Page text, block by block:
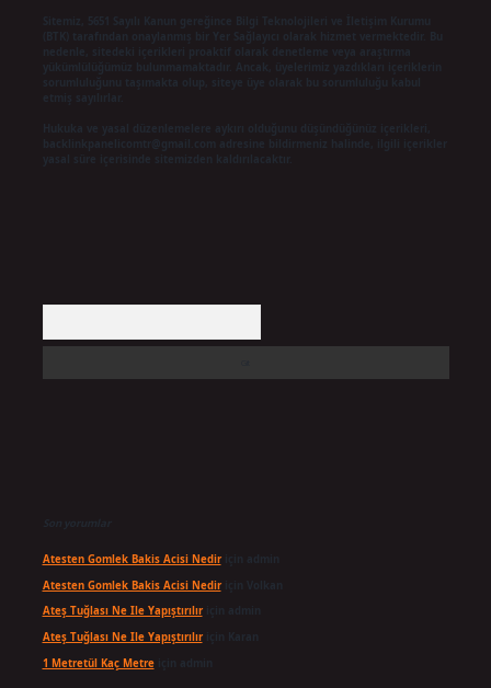
Sitemiz, 5651 Sayılı Kanun gereğince Bilgi Teknolojileri ve İletişim Kurumu
(BTK) tarafından onaylanmış bir Yer Sağlayıcı olarak hizmet vermektedir. Bu
nedenle, sitedeki içerikleri proaktif olarak denetleme veya araştırma
yükümlülüğümüz bulunmamaktadır. Ancak, üyelerimiz yazdıkları içeriklerin
Hukuka ve yasal düzenlemelere aykırı olduğunu düşündüğünüz içerikleri,
Son yorumlar
Atesten Gomlek Bakis Acisi Nediriçin
Atesten Gomlek Bakis Acisi Nediriçin
Ateş Tuğlası Ne Ile Yapıştırılıriçin
Ateş Tuğlası Ne Ile Yapıştırılıriçin
1 Metretül Kaç Metreiçin